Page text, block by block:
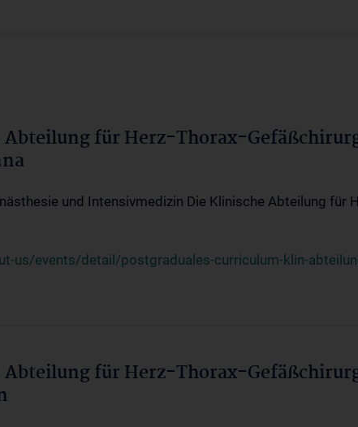
für Herz-Thorax-
und Intensivmedizin Die Klinische Abteilung für
us/events/detail/postgraduales-curriculum-klin-
für Herz-Thorax-